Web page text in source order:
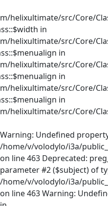
helixultimate/src/Core/
in
helixultimate/src/Core/
in
helixultimate/src/Core/
in
helixultimate/src/Core/
in
helixultimate/src/Core/
Warning: Undefined
/home/v/volodylo/i3a/
on line 463 Deprecated:
parameter #2 ($subject) of
/home/v/volodylo/i3a/
on line 463 Warning: